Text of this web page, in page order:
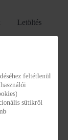
Letöltés
Letöltés
feltétlenül
sütikről